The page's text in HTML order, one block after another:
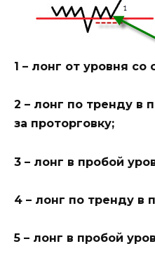
1 – лонг от уровня со
2 – лонг по тренду в
за проторговку;
3 – лонг в пробой
4 – лонг по тренду в
5 – лонг в пробой